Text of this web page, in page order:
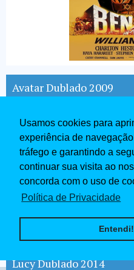
Usamos cookies para
experiência de
tráfego e garantindo a
continuar sua visita ao
concorda com o uso de
Política de Privacidade
Entendi!
Avatar Dublado 2009
Lucy Dublado 2014